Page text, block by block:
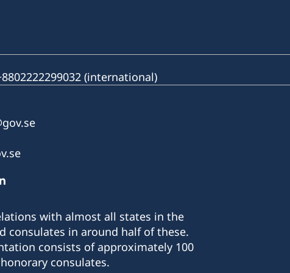
(international)
with almost all states in the
consulates in around half of these.
consists of approximately 100
consulates.